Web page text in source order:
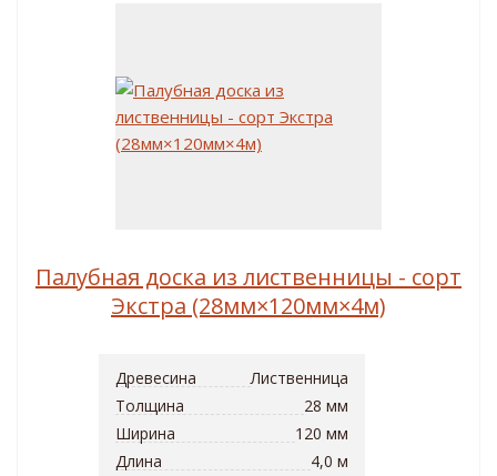
Палубная доска из лиственницы - сорт
Экстра (28мм×120мм×4м)
Древесина
Лиственница
Толщина
28 мм
Ширина
120 мм
Длина
4,0 м